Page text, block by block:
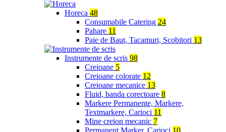
Horeca 48
Consumabile Catering 24
Pahare 11
Paie de Baut, Tacamuri, Scobitori 13
Instrumente de scris 98
Creioane 5
Creioane colorate 12
Creioane mecanice 13
Fluid, banda corectoare 8
Markere Permanente, Markere,
Textmarkere, Carioci 11
Mine creion mecanic 7